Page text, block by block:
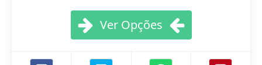
Ver Opções